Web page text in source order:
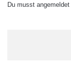
Du musst angemeldet